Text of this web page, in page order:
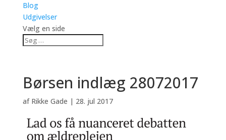
Blog
Udgivelser
Vælg en side
Børsen indlæg 28072017
af Rikke Gade | 28. jul 2017